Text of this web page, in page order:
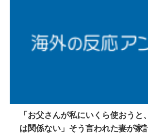
「お父さんが私にいくら使おうと
は関係ない」そう言われた妻が家